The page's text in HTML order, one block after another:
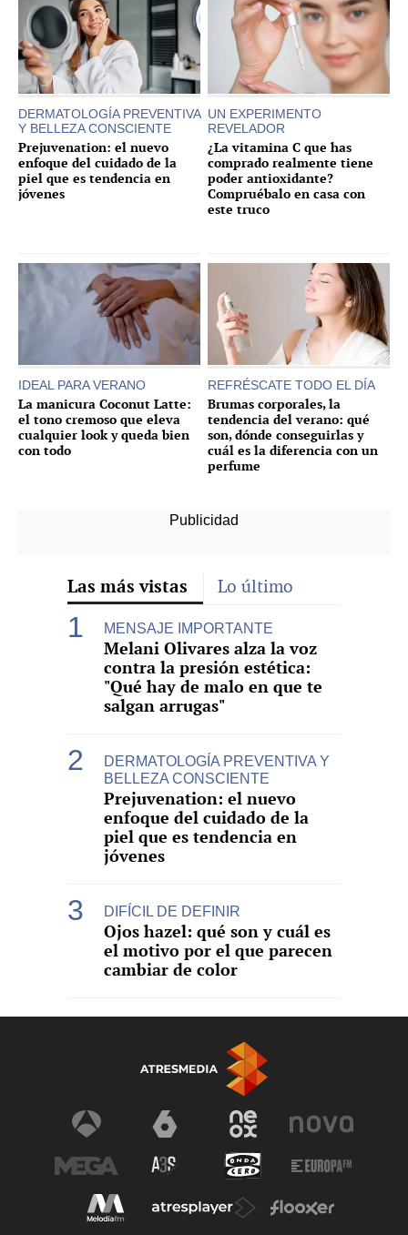
DERMATOLOGÍA PREVENTIVA
Y BELLEZA CONSCIENTE
Prejuvenation: el nuevo
enfoque del cuidado de la
piel que es tendencia en
jóvenes
UN EXPERIMENTO
REVELADOR
¿La vitamina C que has
comprado realmente tiene
poder antioxidante?
Compruébalo en casa con
este truco
IDEAL PARA VERANO
La manicura Coconut Latte:
el tono cremoso que eleva
cualquier look y queda bien
con todo
REFRÉSCATE TODO EL DÍA
Brumas corporales, la
tendencia del verano: qué
son, dónde conseguirlas y
cuál es la diferencia con un
perfume
Las más vistas Lo último
MENSAJE IMPORTANTE
Melani Olivares alza la voz
contra la presión estética:
"Qué hay de malo en que te
salgan arrugas"
DERMATOLOGÍA PREVENTIVA Y
BELLEZA CONSCIENTE
Prejuvenation: el nuevo
enfoque del cuidado de la
piel que es tendencia en
jóvenes
DIFÍCIL DE DEFINIR
Ojos hazel: qué son y cuál es
el motivo por el que parecen
cambiar de color